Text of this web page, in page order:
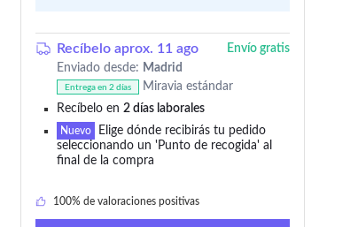
Recíbelo aprox. 11 ago
Envío gratis
Enviado desde: Madrid
Entrega en 2 días
Miravia estándar
Recíbelo en 2 días laborales
Nuevo
Elige dónde recibirás tu pedido
seleccionando un 'Punto de recogida' al
final de la compra
22 añadido en los últimos 30 días
108 lo añadieron a 'Mi wishlist'
100% de valoraciones positivas